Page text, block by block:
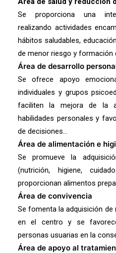
Se proporciona una
realizando actividades
hábitos saludables,
de menor riesgo y formación
Área de desarrollo
Se ofrece apoyo
individuales y grupos
faciliten la mejora de la
habilidades personales y
de decisiones…
Área de alimentación e
Se promueve la
(nutrición, higiene,
proporcionan alimentos
Área de convivencia
Se fomenta la adquisición
en el centro y se
personas usuarias en la
Área de apoyo al